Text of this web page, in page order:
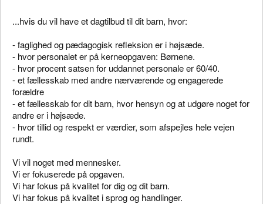
...hvis du vil have et dagtilbud til dit barn, hvor:
- faglighed og pædagogisk refleksion er i højsæde.
- hvor personalet er på kerneopgaven: Børnene.
- hvor procent satsen for uddannet personale er 60/40.
- et fællesskab med andre nærværende og engagerede
forældre
- et fællesskab for dit barn, hvor hensyn og at udgøre noget for
andre er i højsæde.
- hvor tillid og respekt er værdier, som afspejles hele vejen
rundt.
Vi vil noget med mennesker.
Vi er fokuserede på opgaven.
Vi har fokus på kvalitet for dig og dit barn.
Vi har fokus på kvalitet i sprog og handlinger.